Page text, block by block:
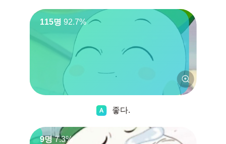
115명 92.7%
좋다.
9명 7.3%